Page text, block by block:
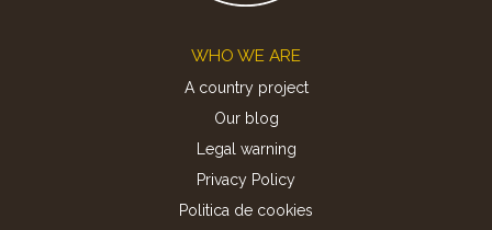
WHO WE ARE
A country project
Our blog
Legal warning
Privacy Policy
Politica de cookies